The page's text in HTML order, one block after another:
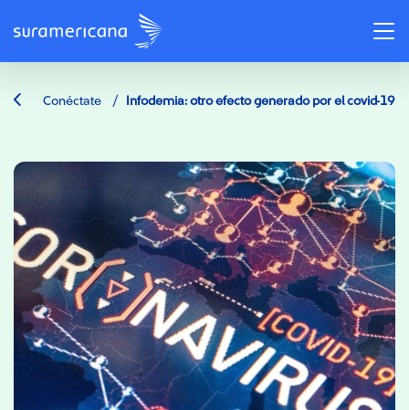
Conéctate / Infodemia: otro efecto generado por el covid-19